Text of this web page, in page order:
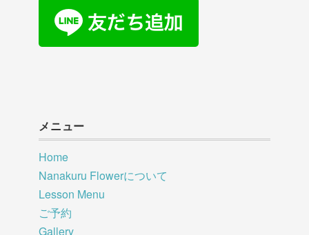
メニュー
Home
Nanakuru Flowerについて
Lesson Menu
ご予約
Gallery